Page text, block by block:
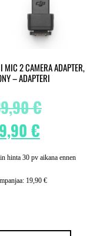
MIC 2 CAMERA ADAPTER,
– ADAPTERI
€
€
hinta 30 pv aikana ennen
19,90 €